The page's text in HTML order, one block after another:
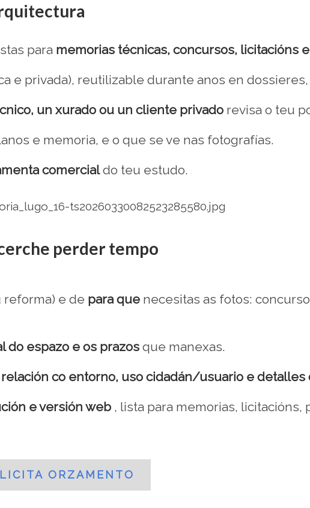
para memorias técnicas, concursos, licitacións
e privada), reutilizable durante anos en
un xurado ou un cliente privado revisa o teu
e memoria, e o que se ve nas fotografías.
comercialdo teu estudo.
perder tempo
reforma) e de para que necesitas as fotos:
do espazo e os prazosque manexas.
co entorno, uso cidadán/usuario e detalles
e versión web , lista para memorias, licitacións,
ORZAMENTO